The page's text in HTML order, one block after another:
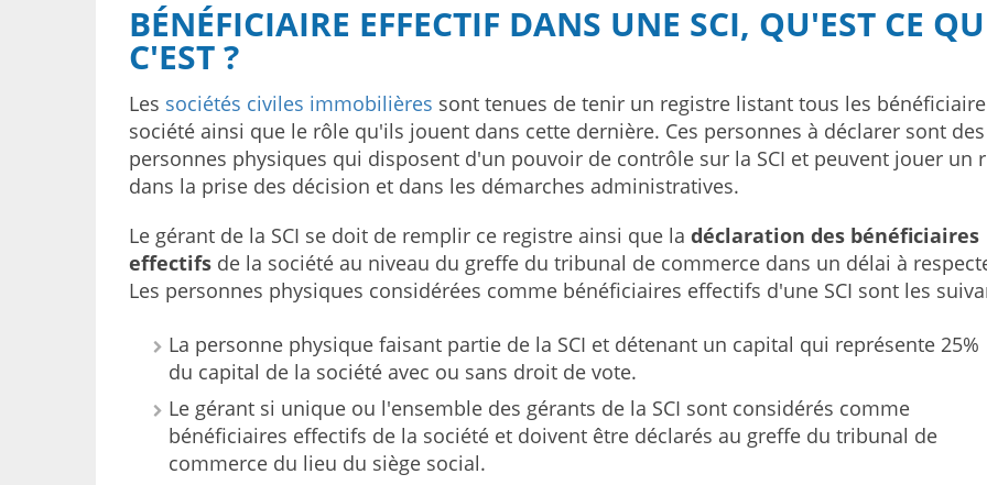
BÉNÉFICIAIRE EFFECTIF DANS UNE SCI, QU'EST CE
C'EST ?
Les sociétés civiles immobilières sont tenues de tenir un registre listant tous les
société ainsi que le rôle qu'ils jouent dans cette dernière. Ces personnes à déclarer sont des
personnes physiques qui disposent d'un pouvoir de contrôle sur la SCI et peuvent jouer un
dans la prise des décision et dans les démarches administratives.
Le gérant de la SCI se doit de remplir ce registre ainsi que la déclaration des bénéficiaires
effectifs de la société au niveau du greffe du tribunal de commerce dans un délai à
Les personnes physiques considérées comme bénéficiaires effectifs d'une SCI sont les
La personne physique faisant partie de la SCI et détenant un capital qui représente 25%
du capital de la société avec ou sans droit de vote.
Le gérant si unique ou l'ensemble des gérants de la SCI sont considérés comme
bénéficiaires effectifs de la société et doivent être déclarés au greffe du tribunal de
commerce du lieu du siège social.